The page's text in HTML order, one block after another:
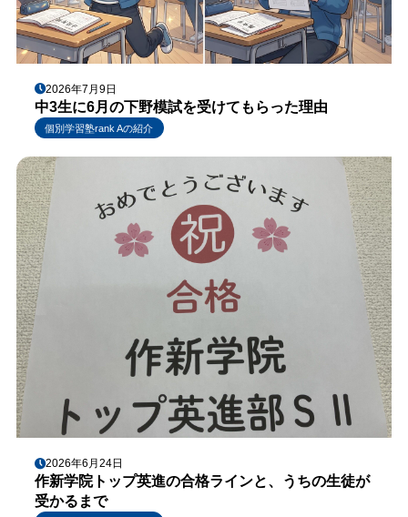
2026年7月9日
中3生に6月の下野模試を受けてもらった理由
個別学習塾rank Aの紹介
2026年6月24日
作新学院トップ英進の合格ラインと、うちの生徒が
受かるまで